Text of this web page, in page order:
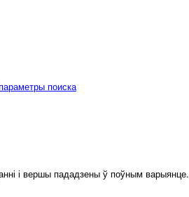
поиска
і вершы пададзены ў поўным варыянце.